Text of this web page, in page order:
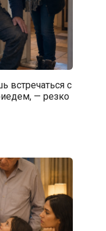
встречаться с
— резко